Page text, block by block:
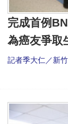
完成首例
為癌友爭取
記者季大仁／新